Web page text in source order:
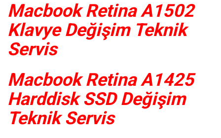
Macbook Retina A1502
Klavye Değişim Teknik
Servis
Macbook Retina A1425
Harddisk SSD Değişim
Teknik Servis